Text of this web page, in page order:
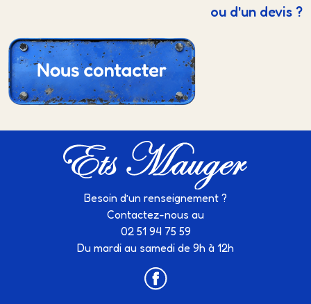
ou d'un devis ?
Besoin d’un renseignement ?
Contactez-nous au
02 51 94 75 59
Du mardi au samedi de 9h à 12h